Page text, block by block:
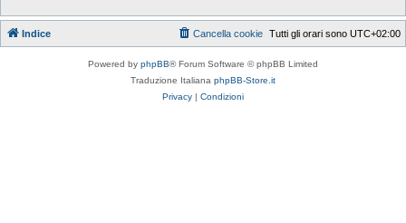
Indice Tutti gli orari sono UTC+02:00
Cancella cookie
Powered by phpBB® Forum Software © phpBB Limited
Traduzione Italiana phpBB-Store.it
Privacy | Condizioni